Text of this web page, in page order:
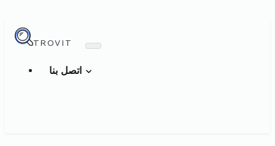
TROVIT